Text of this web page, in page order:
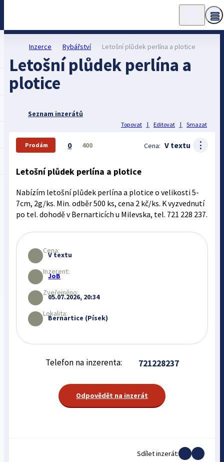
Inzerce Rybářství Letošní plůdek perlína a plotice
Letošní plůdek perlína a
plotice
Seznam inzerátů
Topovat | Editovat | Smazat
Prodám 0 400 Cena: V textu ⋮
Letošní plůdek perlína a plotice
Nabízím letošní plůdek perlína a plotice o velikosti 5-
7cm, 2g/ks. Min. odběr 500 ks, cena 2 kč/ks. K vyzvednutí
po tel. dohodě v Bernarticích u Milevska, tel. 721 228 237.
Cena:
V textu
Inzerent:
JoB
Zveřejněno:
05.07.2026, 20:34
Lokalita:
Bernartice (Písek)
Telefon na inzerenta: 721228237
Odpovědět na inzerát
Sdílet inzerát: